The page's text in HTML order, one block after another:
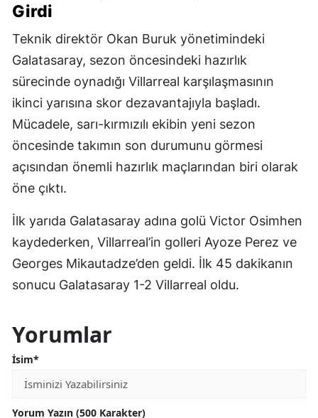
Girdi
Teknik direktör Okan Buruk yönetimindeki
Galatasaray, sezon öncesindeki hazırlık
sürecinde oynadığı Villarreal karşılaşmasının
ikinci yarısına skor dezavantajıyla başladı.
Mücadele, sarı-kırmızılı ekibin yeni sezon
öncesinde takımın son durumunu görmesi
açısından önemli hazırlık maçlarından biri olarak
öne çıktı.
İlk yarıda Galatasaray adına golü Victor Osimhen
kaydederken, Villarreal’in golleri Ayoze Perez ve
Georges Mikautadze’den geldi. İlk 45 dakikanın
sonucu Galatasaray 1-2 Villarreal oldu.
Yorumlar
İsim*
Yorum Yazın (500 Karakter)